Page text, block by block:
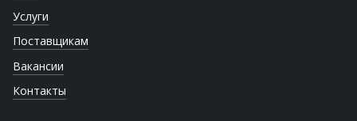
Услуги
Поставщикам
Вакансии
Контакты